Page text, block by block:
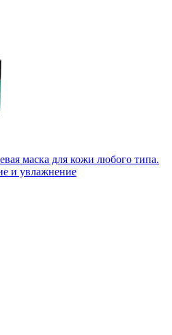
маска для кожи любого типа.
и увлажнение